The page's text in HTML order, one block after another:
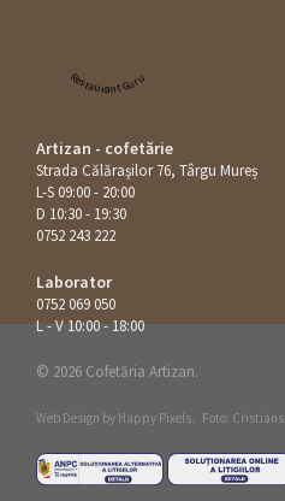
Restaurant Guru
Artizan - cofetărie
Strada Călăraşilor 76, Târgu Mureș
L-S 09:00 - 20:00
D 10:30 - 19:30
0752 243 222
Laborator
0752 069 050
L - V 10:00 - 18:00
© 2026 Cofetăria Artizan.
Web Design by Happy Pixels. Foto: Cristians